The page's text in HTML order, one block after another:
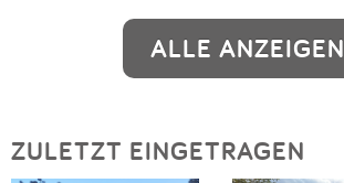
ALLE ANZEIGEN
ZULETZT EINGETRAGEN